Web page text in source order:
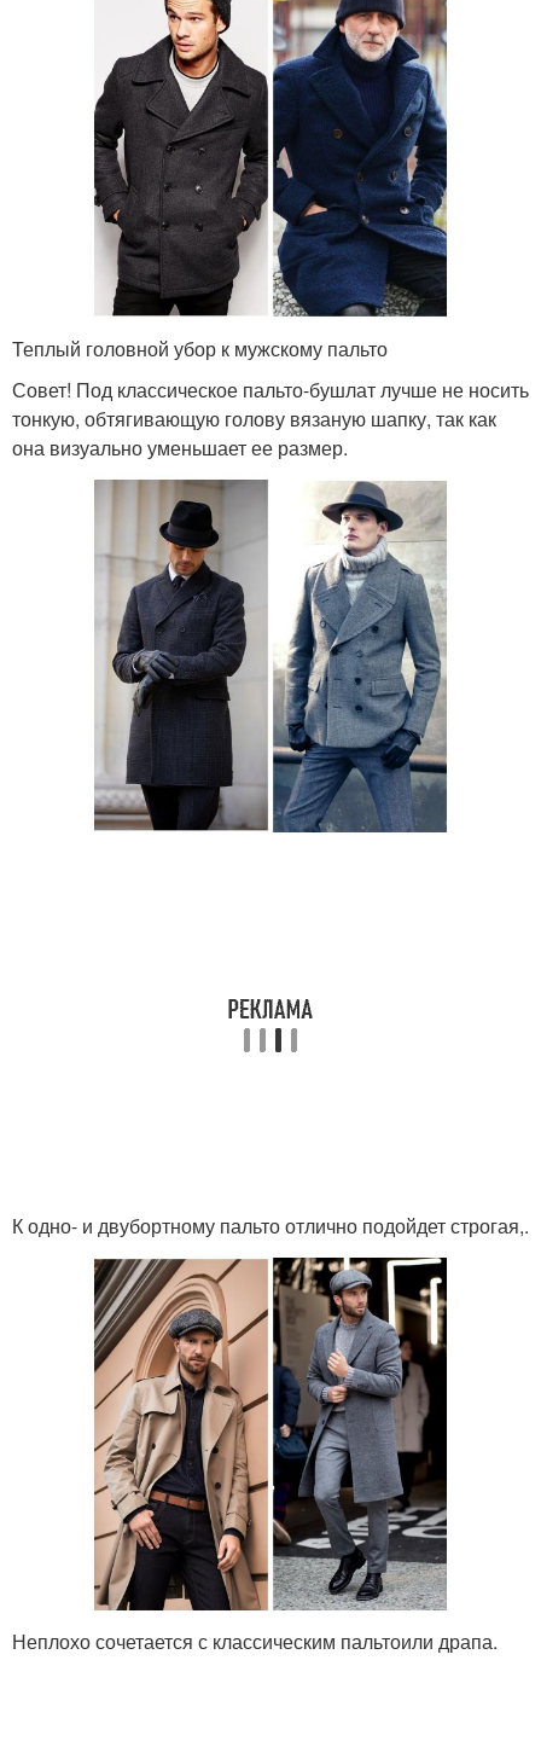
Теплый головной убор к мужскому пальто
Совет! Под классическое пальто-бушлат лучше не носить
тонкую, обтягивающую голову вязаную шапку, так как
она визуально уменьшает ее размер.
К одно- и двубортному пальто отлично подойдет строгая,.
Неплохо сочетается с классическим пальтоили драпа.